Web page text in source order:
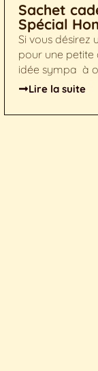
Sachet
Spécial
Si vous désirez
pour une petite
idée sympa à
Lire la suite